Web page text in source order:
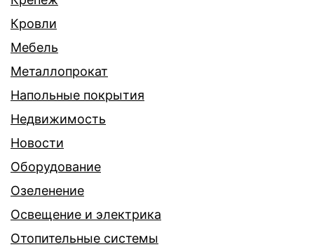
Кровли
Мебель
Металлопрокат
Напольные покрытия
Недвижимость
Новости
Оборудование
Озеленение
Освещение и электрика
Отопительные системы